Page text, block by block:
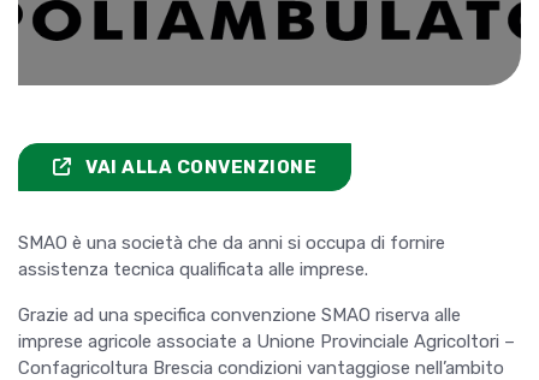
VAI ALLA CONVENZIONE
SMAO è una società che da anni si occupa di fornire
assistenza tecnica qualificata alle imprese.
Grazie ad una specifica convenzione SMAO riserva alle
imprese agricole associate a Unione Provinciale Agricoltori –
Confagricoltura Brescia condizioni vantaggiose nell’ambito